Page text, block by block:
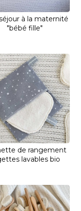
à la maternité
"bébé fille"
de rangement
lavables bio